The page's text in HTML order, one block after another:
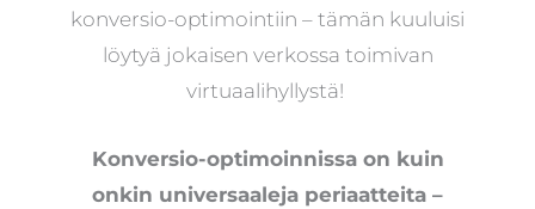
konversio-optimointiin – tämän kuuluisi
löytyä jokaisen verkossa toimivan
virtuaalihyllystä!
Konversio-optimoinnissa on kuin
onkin universaaleja periaatteita –